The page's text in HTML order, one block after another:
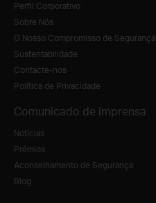
Perfil Corporativo
Sobre Nós
O Nosso Compromisso de Segurança
Sustentabilidade
Contacte-nos
Política de Privacidade
Comunicado de imprensa
Notícias
Prémios
Aconselhamento de Segurança
Blog